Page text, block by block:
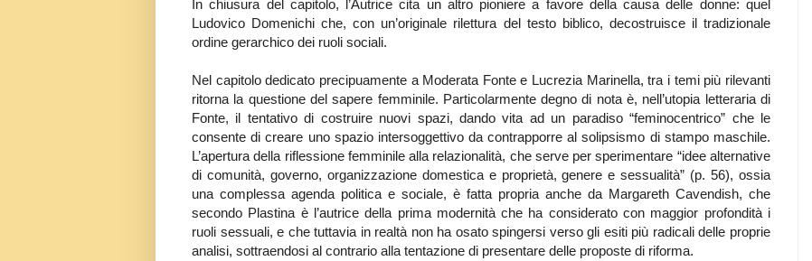
In chiusura del capitolo, l’Autrice cita un altro pioniere a favore della causa delle donne: quel
Ludovico Domenichi che, con un’originale rilettura del testo biblico, decostruisce il tradizionale
ordine gerarchico dei ruoli sociali.
Nel capitolo dedicato precipuamente a Moderata Fonte e Lucrezia Marinella, tra i temi più rilevanti
ritorna la questione del sapere femminile. Particolarmente degno di nota è, nell’utopia letteraria di
Fonte, il tentativo di costruire nuovi spazi, dando vita ad un paradiso “feminocentrico” che le
consente di creare uno spazio intersoggettivo da contrapporre al solipsismo di stampo maschile.
L’apertura della riflessione femminile alla relazionalità, che serve per sperimentare “idee alternative
di comunità, governo, organizzazione domestica e proprietà, genere e sessualità” (p. 56), ossia
una complessa agenda politica e sociale, è fatta propria anche da Margareth Cavendish, che
secondo Plastina è l’autrice della prima modernità che ha considerato con maggior profondità i
ruoli sessuali, e che tuttavia in realtà non ha osato spingersi verso gli esiti più radicali delle proprie
analisi, sottraendosi al contrario alla tentazione di presentare delle proposte di riforma.